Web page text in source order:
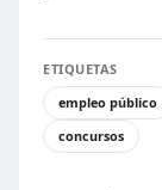
ETIQUETAS
empleo público
concursos